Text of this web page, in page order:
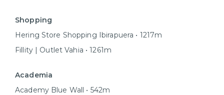
Shopping
Hering Store Shopping Ibirapuera • 1217m
Fillity | Outlet Vahia • 1261m
Academia
Academy Blue Wall • 542m